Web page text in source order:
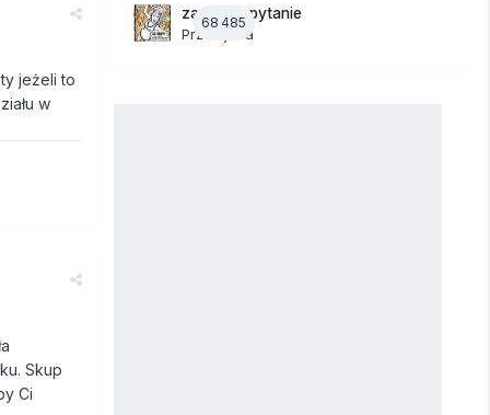
jeżeli to
w
Skup
Ci
68 485
zadajesz pytanie
Przez
jaaa